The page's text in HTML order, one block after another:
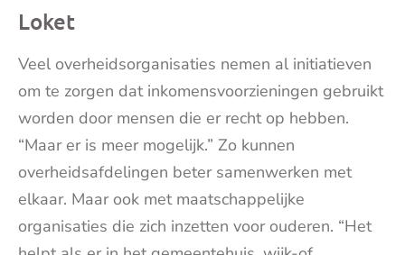
Loket
Veel overheidsorganisaties nemen al initiatieven
om te zorgen dat inkomensvoorzieningen gebruikt
worden door mensen die er recht op hebben.
“Maar er is meer mogelijk.” Zo kunnen
overheidsafdelingen beter samenwerken met
elkaar. Maar ook met maatschappelijke
organisaties die zich inzetten voor ouderen. “Het